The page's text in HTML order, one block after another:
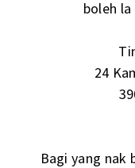
boleh la
24
Bagi yang nak